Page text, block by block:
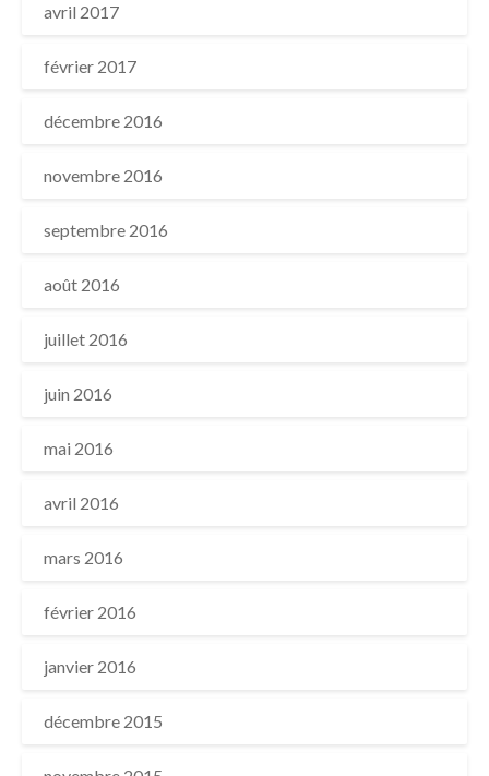
avril 2017
février 2017
décembre 2016
novembre 2016
septembre 2016
août 2016
juillet 2016
juin 2016
mai 2016
avril 2016
mars 2016
février 2016
janvier 2016
décembre 2015